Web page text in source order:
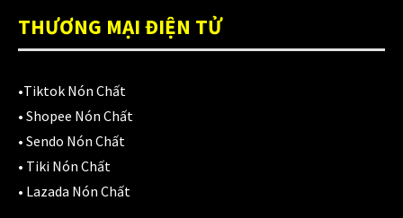
THƯƠNG MẠI ĐIỆN TỬ
•Tiktok Nón Chất
• Shopee Nón Chất
• Sendo Nón Chất
• Tiki Nón Chất
• Lazada Nón Chất